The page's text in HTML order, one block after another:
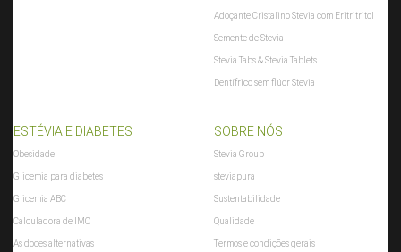
Adoçante Cristalino Stevia com Eritritritol
Semente de Stevia
Stevia Tabs & Stevia Tablets
Dentífrico sem flúor Stevia
ESTÉVIA E DIABETES
Obesidade
Glicemia para diabetes
Glicemia ABC
Calculadora de IMC
As doces alternativas
SOBRE NÓS
Stevia Group
steviapura
Sustentabilidade
Qualidade
Termos e condições gerais